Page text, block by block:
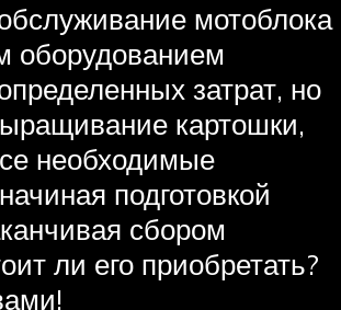
мотоблока
оборудованием
затрат, но
картошки,
необходимые
подготовкой
сбором
ли его приобретать?